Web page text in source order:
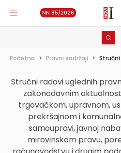
NN 85/2026
Početna > Pravni sadržaji >
Stručni radovi uglednih
zakonodavnim
trgovačkom, upravnom,
prekršajnom i
samoupravi, javnoj
mirovinskom pravu,